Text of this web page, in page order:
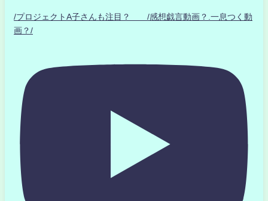
/プロジェクトA子さんも注目？ /感想戯言動画？.一息つく動
画？/